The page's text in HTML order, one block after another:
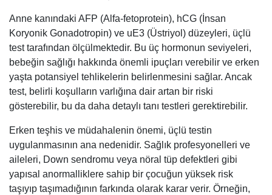
Anne kanındaki AFP (Alfa-fetoprotein), hCG (İnsan
Koryonik Gonadotropin) ve uE3 (Üstriyol) düzeyleri, üçlü
test tarafından ölçülmektedir. Bu üç hormonun seviyeleri,
bebeğin sağlığı hakkında önemli ipuçları verebilir ve erken
yaşta potansiyel tehlikelerin belirlenmesini sağlar. Ancak
test, belirli koşulların varlığına dair artan bir riski
gösterebilir, bu da daha detaylı tanı testleri gerektirebilir.
Erken teşhis ve müdahalenin önemi, üçlü testin
uygulanmasının ana nedenidir. Sağlık profesyonelleri ve
aileleri, Down sendromu veya nöral tüp defektleri gibi
yapısal anormalliklere sahip bir çocuğun yüksek risk
taşıyıp taşımadığının farkında olarak karar verir. Örneğin,